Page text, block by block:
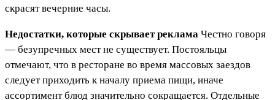
скрасят вечерние часы.
Недостатки, которые скрывает реклама Честно говоря
— безупречных мест не существует. Постояльцы
отмечают, что в ресторане во время массовых заездов
следует приходить к началу приема пищи, иначе
ассортимент блюд значительно сокращается. Отдельные